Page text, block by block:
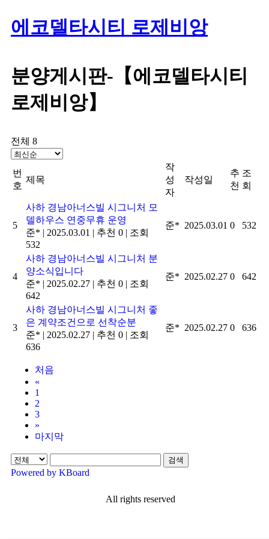
에코델타시티 로제비앙
분양게시판-【에코델타시티
로제비앙】
전체 8
번
호
제목
작
성
자
작성일
추
천
조
회
5
사하 경남아너스빌 시그니처 모
델하우스 연중무휴 운영
준* | 2025.03.01 | 추천 0 | 조회
532
준* 2025.03.01 0 532
4
사하 경남아너스빌 시그니처 분
양소식입니다
준* | 2025.02.27 | 추천 0 | 조회
642
준* 2025.02.27 0 642
3
사하 경남아너스빌 시그니처 좋
은 계약조건으로 선착순분
준* | 2025.02.27 | 추천 0 | 조회
636
준* 2025.02.27 0 636
처음
«
1
2
3
»
마지막
검색
Powered by KBoard
All rights reserved